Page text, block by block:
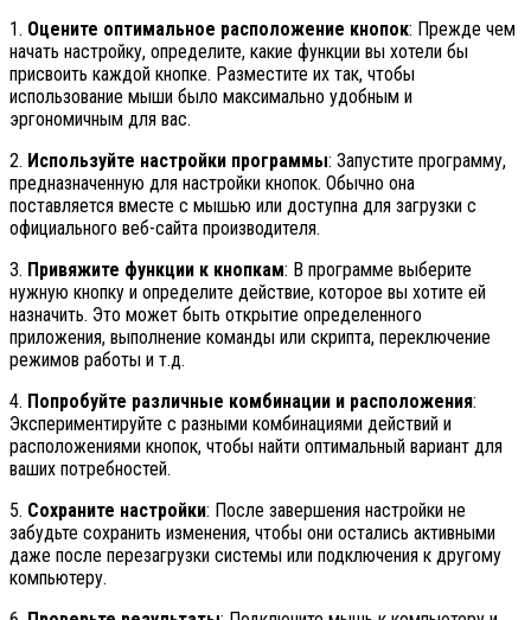
1. Оцените оптимальное расположение кнопок: Прежде чем
начать настройку, определите, какие функции вы хотели бы
присвоить каждой кнопке. Разместите их так, чтобы
использование мыши было максимально удобным и
эргономичным для вас.
2. Используйте настройки программы: Запустите программу,
предназначенную для настройки кнопок. Обычно она
поставляется вместе с мышью или доступна для загрузки с
официального веб-сайта производителя.
3. Привяжите функции к кнопкам: В программе выберите
нужную кнопку и определите действие, которое вы хотите ей
назначить. Это может быть открытие определенного
приложения, выполнение команды или скрипта, переключение
режимов работы и т.д.
4. Попробуйте различные комбинации и расположения:
Экспериментируйте с разными комбинациями действий и
расположениями кнопок, чтобы найти оптимальный вариант для
ваших потребностей.
5. Сохраните настройки: После завершения настройки не
забудьте сохранить изменения, чтобы они остались активными
даже после перезагрузки системы или подключения к другому
компьютеру.